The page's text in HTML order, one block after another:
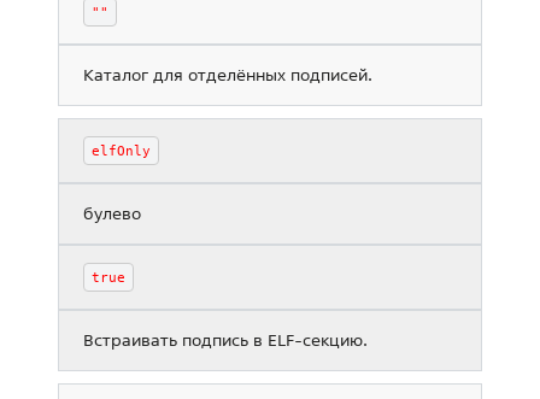
""
Каталог для отделённых подписей.
elfOnly
булево
true
Встраивать подпись в ELF-секцию.